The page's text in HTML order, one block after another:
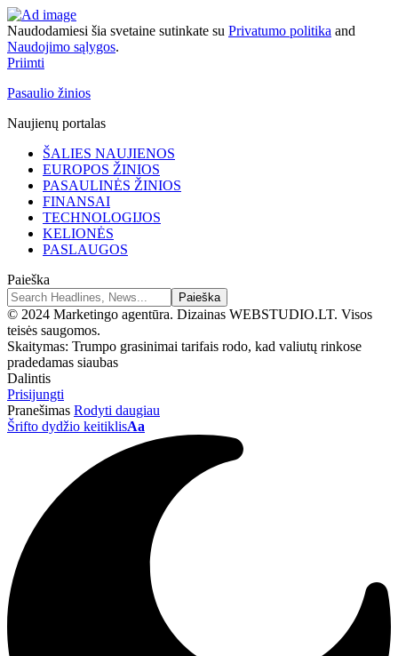
Naudodamiesi šia svetaine sutinkate su Privatumo politika and
Naudojimo sąlygos.
Priimti
Pasaulio žinios
Naujienų portalas
ŠALIES NAUJIENOS
EUROPOS ŽINIOS
PASAULINĖS ŽINIOS
FINANSAI
TECHNOLOGIJOS
KELIONĖS
PASLAUGOS
Paieška
© 2024 Marketingo agentūra. Dizainas WEBSTUDIO.LT. Visos
teisės saugomos.
Skaitymas: Trumpo grasinimai tarifais rodo, kad valiutų rinkose
pradedamas siaubas
Dalintis
Prisijungti
Pranešimas Rodyti daugiau
Šrifto dydžio keitiklisAa